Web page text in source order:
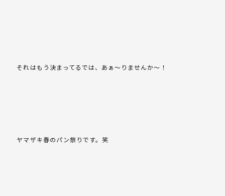
それはもう決まってるでは、あぁ～りませんか～！
ヤマザキ春のパン祭りです。笑